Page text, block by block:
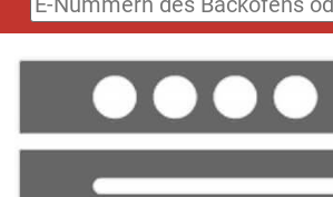
E-
Nummern
Sonderzeichen)